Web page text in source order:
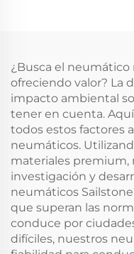
¿Busca el neumático
ofreciendo valor? La
impacto ambiental
tener en cuenta.
todos estos factores
neumáticos.
materiales premium,
investigación y
neumáticos
que superan las
conduce por
difíciles, nuestros